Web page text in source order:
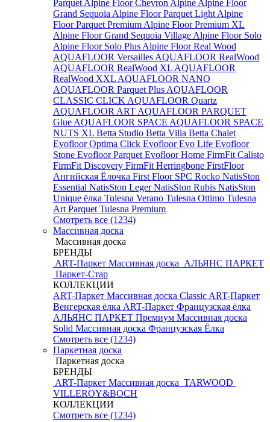
Parquet Alpine Floor Chevron Alpine Alpine Floor
Grand Sequoia Alpine Floor Parquet Light Alpine
Floor Parquet Premium Alpine Floor Premium XL
Alpine Floor Grand Sequoia Village Alpine Floor Solo
Alpine Floor Solo Plus Alpine Floor Real Wood
AQUAFLOOR Versailles AQUAFLOOR RealWood
AQUAFLOOR RealWood XL AQUAFLOOR
RealWood XXL AQUAFLOOR NANO
AQUAFLOOR Parquet Plus AQUAFLOOR
CLASSIC CLICK AQUAFLOOR Quartz
AQUAFLOOR ART AQUAFLOOR PARQUET
Glue AQUAFLOOR SPACE AQUAFLOOR SPACE
NUTS XL Betta Studio Betta Villa Betta Chalet
Evofloor Optima Click Evofloor Evo Life Evofloor
Stone Evofloor Parquet Evofloor Home FirmFit Calisto
FirmFit Discovery FirmFit Herringbone FirstFloor
Ангийская Ёлочка First Floor SPC Rocko NatisSton
Essential NatisSton LegerNatisSton Rubis NatisSton
Unique ёлка Tulesna Verano Tulesna Ottimo Tulesna
Art Parquet Tulesna Premium
Смотреть все (1234)
Массивная доска
Массивная доска
БРЕНДЫ
ART-Паркет Массивная доска АЛЬЯНС ПАРКЕТ
Паркет-Стар
КОЛЛЕКЦИИ
ART-Паркет Массивная доска Classic ART-Паркет
Венгерская ёлка ART-Паркет Французская ёлка
АЛЬЯНС ПАРКЕТ Премиум Массивная доска
Solid Массивная доска Французская Ёлка
Смотреть все (1234)
Паркетная доска
Паркетная доска
БРЕНДЫ
ART-Паркет Массивная доска TARWOOD
VILLEROY&BOCH
КОЛЛЕКЦИИ
Смотреть все (1234)